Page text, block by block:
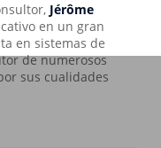
Jérôme
en un gran
en sistemas de
de numerosos
sus cualidades